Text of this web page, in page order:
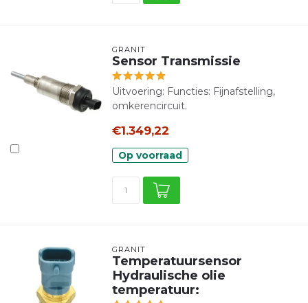
GRANIT
Sensor Transmissie
Uitvoering: Functies: Fijnafstelling,
omkerencircuit.
€1.349,22
Op voorraad
GRANIT
Temperatuursensor
Hydraulische olie
temperatuur: